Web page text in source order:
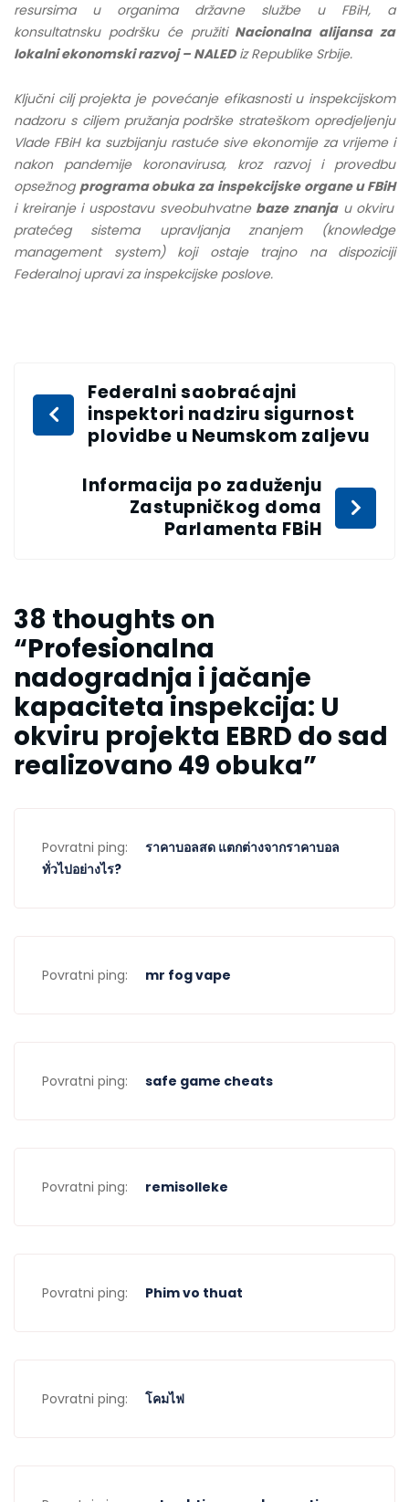
resursima u organima državne službe u FBiH, a
konsultatnsku podršku će pružiti Nacionalna alijansa za
lokalni ekonomski razvoj – NALEDiz Republike Srbije.
Ključni cilj projekta je povećanje efikasnosti u inspekcijskom
nadzoru s ciljem pružanja podrške strateškom opredjeljenju
Vlade FBiH ka suzbijanju rastuće sive ekonomije za vrijeme i
nakon pandemije koronavirusa, kroz razvoj i provedbu
opsežnog programa obuka za inspekcijske organe u FBiH
i kreiranje i uspostavu sveobuhvatne baze znanjau okviru
pratećeg sistema upravljanja znanjem (knowledge
management system) koji ostaje trajno na dispoziciji
Federalnoj upravi za inspekcijske poslove.
Federalni saobraćajni
inspektori nadziru sigurnost
plovidbe u Neumskom zaljevu
Informacija po zaduženju
Zastupničkog doma
Parlamenta FBiH
38 thoughts on
“Profesionalna
nadogradnja i jačanje
kapaciteta inspekcija: U
okviru projekta EBRD do sad
realizovano 49 obuka”
Povratni ping:
ราคาบอลสด แตกต่างจากราคาบอล
ทั่วไปอย่างไร?
Povratni ping: mr fog vape
Povratni ping: safe game cheats
Povratni ping: remisolleke
Povratni ping: Phim vo thuat
Povratni ping: โคมไฟ